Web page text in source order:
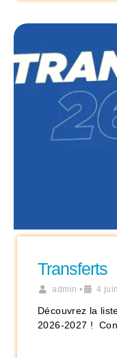
Transferts
admin • 4
Découvrez la
2026-2027 !